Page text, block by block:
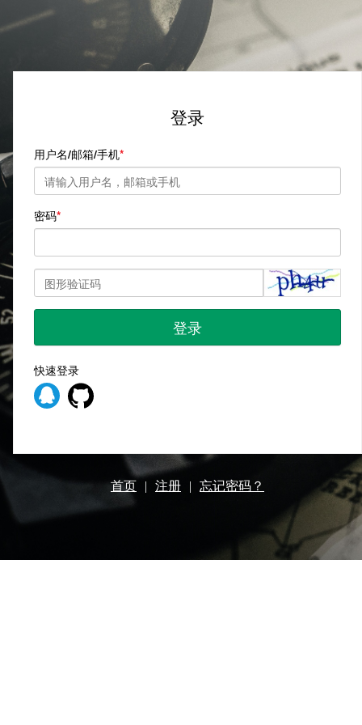
登录
用户名/邮箱/手机
密码
登录
快速登录
首页 | 注册 | 忘记密码？